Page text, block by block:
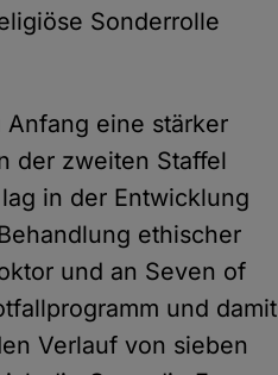
Sonderrolle
eine stärker
der zweiten Staffel
in der Entwicklung
ethischer
und an Seven of
und damit
Verlauf von sieben